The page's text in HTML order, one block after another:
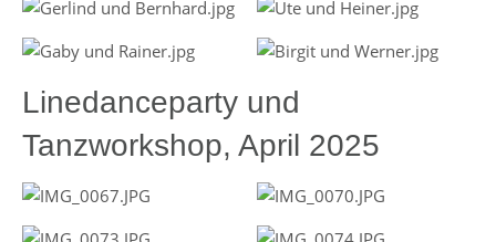
Linedanceparty und
Tanzworkshop, April 2025